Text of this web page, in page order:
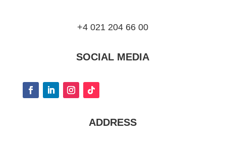
+4 021 204 66 00
SOCIAL MEDIA
ADDRESS